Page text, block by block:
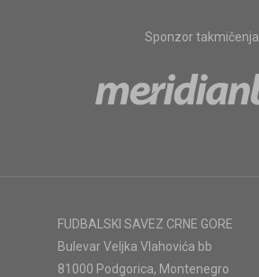
Sponzor takmičenja
FUDBALSKI SAVEZ CRNE GORE
Bulevar Veljka Vlahovića bb
81000 Podgorica, Montenegro